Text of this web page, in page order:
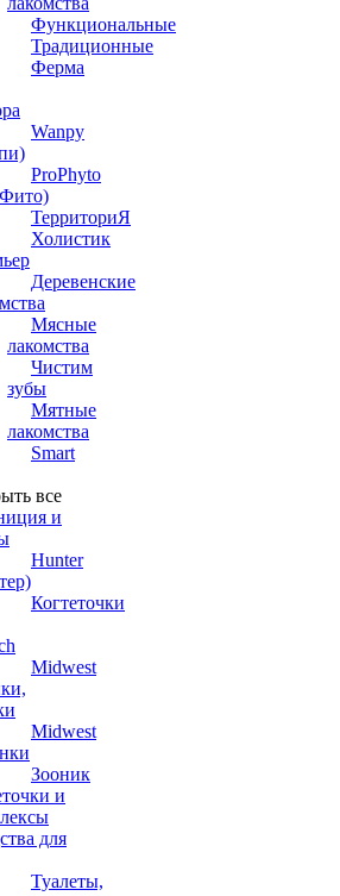
Функциональные
Традиционные
Ферма
Wanpy
ProPhyto
ТерриториЯ
Холистик
Деревенские
Мясные
лакомства
Чистим
зубы
Мятные
лакомства
Smart
все
и
Hunter
Когтеточки
Midwest
Midwest
Зооник
и
для
Туалеты,